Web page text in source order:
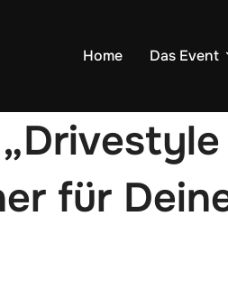
Home Das Event
für